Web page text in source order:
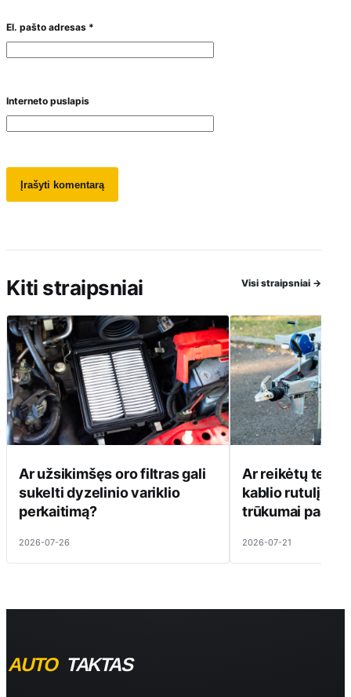
El. pašto adresas *
Interneto puslapis
Kiti straipsniai Visi straipsniai →
Ar užsikimšęs oro filtras gali
sukelti dyzelinio variklio
perkaitimą?
2026-07-26
Ar reikėtų tepti
kablio rutulį?
trūkumai
2026-07-21